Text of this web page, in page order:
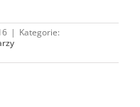
| Kategorie: